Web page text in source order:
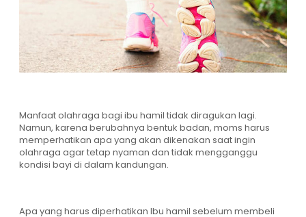
Manfaat olahraga bagi ibu hamil tidak diragukan lagi.
Namun, karena berubahnya bentuk badan, moms harus
memperhatikan apa yang akan dikenakan saat ingin
olahraga agar tetap nyaman dan tidak mengganggu
kondisi bayi di dalam kandungan.
Apa yang harus diperhatikan Ibu hamil sebelum membeli